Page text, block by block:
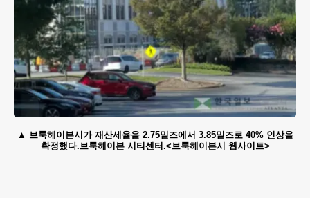
브룩헤이븐시가 재산세율을 2.75밀즈에서 3.85밀즈로 40% 인상을
확정했다.브룩헤이븐 시티센터.<브룩헤이븐시 웹사이트>